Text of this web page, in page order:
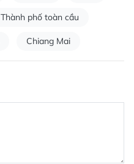
Thành phố toàn cầu
Chiang Mai